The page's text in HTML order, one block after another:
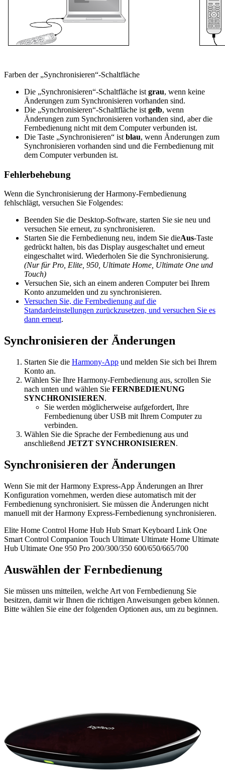
Farben der „Synchronisieren“-Schaltfläche
Die „Synchronisieren“-Schaltfläche ist grau, wenn keine
Änderungen zum Synchronisieren vorhanden sind.
Die „Synchronisieren“-Schaltfläche ist gelb, wenn
Änderungen zum Synchronisieren vorhanden sind, aber die
Fernbedienung nicht mit dem Computer verbunden ist.
Die Taste „Synchronisieren“ ist blau, wenn Änderungen zum
Synchronisieren vorhanden sind und die Fernbedienung mit
dem Computer verbunden ist.
Fehlerbehebung
Wenn die Synchronisierung der Harmony-Fernbedienung
fehlschlägt, versuchen Sie Folgendes:
Beenden Sie die Desktop-Software, starten Sie sie neu und
versuchen Sie erneut, zu synchronisieren.
Starten Sie die Fernbedienung neu, indem Sie dieAus-Taste
gedrückt halten, bis das Display ausgeschaltet und erneut
eingeschaltet wird. Wiederholen Sie die Synchronisierung.
(Nur für Pro, Elite, 950, Ultimate Home, Ultimate One und
Touch)
Versuchen Sie, sich an einem anderen Computer bei Ihrem
Konto anzumelden und zu synchronisieren.
Versuchen Sie, die Fernbedienung auf die
Standardeinstellungen zurückzusetzen, und versuchen Sie es
dann erneut.
Synchronisieren der Änderungen
Starten Sie die Harmony-App und melden Sie sich bei Ihrem
Konto an.
Wählen Sie Ihre Harmony-Fernbedienung aus, scrollen Sie
nach unten und wählen Sie FERNBEDIENUNG
SYNCHRONISIEREN.
Sie werden möglicherweise aufgefordert, Ihre
Fernbedienung über USB mit Ihrem Computer zu
verbinden.
Wählen Sie die Sprache der Fernbedienung aus und
anschließend JETZT SYNCHRONISIEREN.
Synchronisieren der Änderungen
Wenn Sie mit der Harmony Express-App Änderungen an Ihrer
Konfiguration vornehmen, werden diese automatisch mit der
Fernbedienung synchronisiert. Sie müssen die Änderungen nicht
manuell mit der Harmony Express-Fernbedienung synchronisieren.
Elite Home Control Home Hub Hub Smart Keyboard Link One
Smart Control Companion Touch Ultimate Ultimate Home Ultimate
Hub Ultimate One 950 Pro 200/300/350 600/650/665/700
Auswählen der Fernbedienung
Sie müssen uns mitteilen, welche Art von Fernbedienung Sie
besitzen, damit wir Ihnen die richtigen Anweisungen geben können.
Bitte wählen Sie eine der folgenden Optionen aus, um zu beginnen.